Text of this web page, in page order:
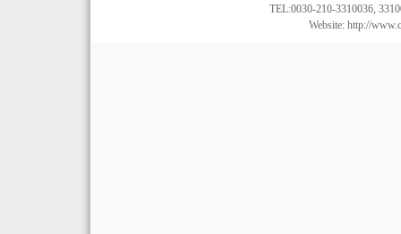
TEL:0030-210-3310036,
Website: http://